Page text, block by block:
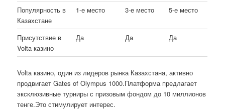
Популярность в
Казахстане
1-е место 3-е место 5-е место
Присутствие в
Volta казино
Да Да Да
Volta казино, один из лидеров рынка Казахстана, активно
продвигает Gates of Olympus 1000.Платформа предлагает
эксклюзивные турниры с призовым фондом до 10 миллионов
тенге.Это стимулирует интерес.